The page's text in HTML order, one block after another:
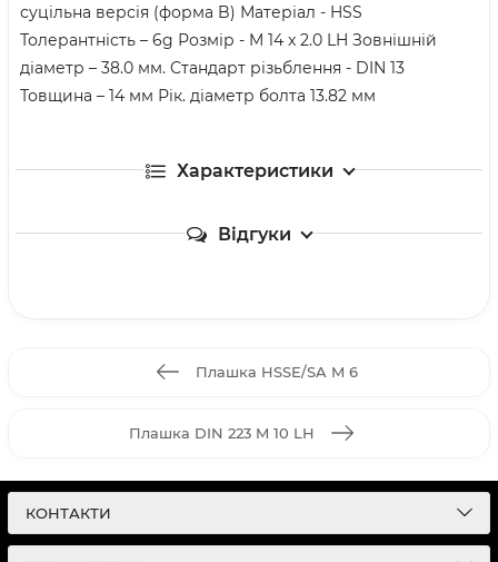
суцільна версія (форма B) Матеріал - HSS
Толерантність – 6g Розмір - M 14 x 2.0 LH Зовнішній
діаметр – 38.0 мм. Стандарт різьблення - DIN 13
Товщина – 14 мм Рік. діаметр болта 13.82 мм
Характеристики
Відгуки
Плашка HSSE/SA M 6
Плашка DIN 223 M 10 LH
КОНТАКТИ